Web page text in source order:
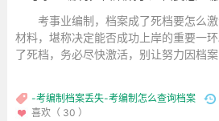
考事业编制，档案成了死档要怎么激
材料，堪称决定能否成功上岸的重要一
了死档，务必尽快激活，别让努力因档
-考编制档案丢失-考编制怎么查询档案
喜欢（ 30 ）